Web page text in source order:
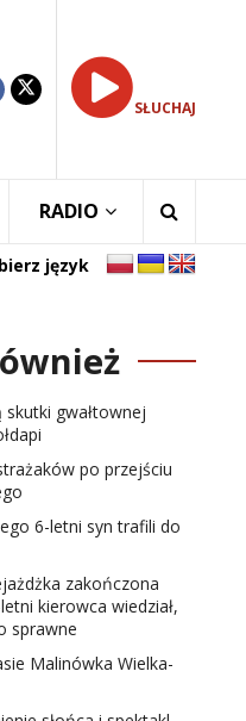
SŁUCHAJ
RADIO
język
skutki gwałtownej
po przejściu
6-letni syn trafili do
zakończona
kierowca wiedział,
sprawne
Malinówka Wielka-